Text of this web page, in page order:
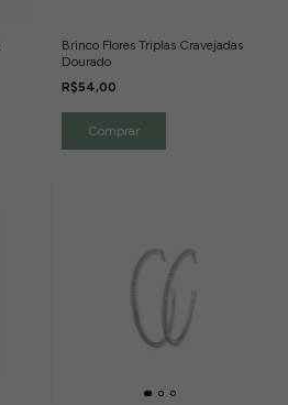
Brinco Flores Triplas Cravejadas
Dourado
R$54,00